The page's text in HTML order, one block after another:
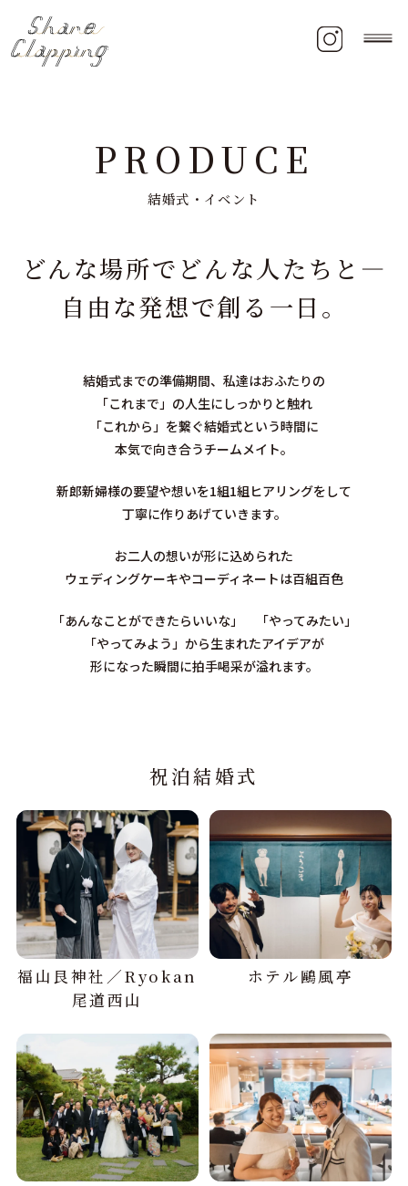
PRODUCE
結婚式・イベント
どんな場所でどんな人たちと―
自由な発想で創る一日。
結婚式までの準備期間、 私達はおふたりの
「これまで」の人生にしっかりと触れ
「これから」を繋ぐ結婚式という時間に
本気で向き合うチームメイト。
新郎新婦様の要望や想いを1組1組ヒアリングをして
丁寧に作りあげていきます。
お二人の想いが形に込められた
ウェディングケーキやコーディネートは百組百色
「あんなことができたらいいな」 「やってみたい」
「やってみよう」から生まれたアイデアが
形になった瞬間に拍手喝采が溢れます。
祝泊結婚式
福山艮神社／Ryokan
尾道西山
ホテル鷗風亭